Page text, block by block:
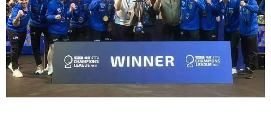
地方频道
北京 天津 河北 山西
辽宁